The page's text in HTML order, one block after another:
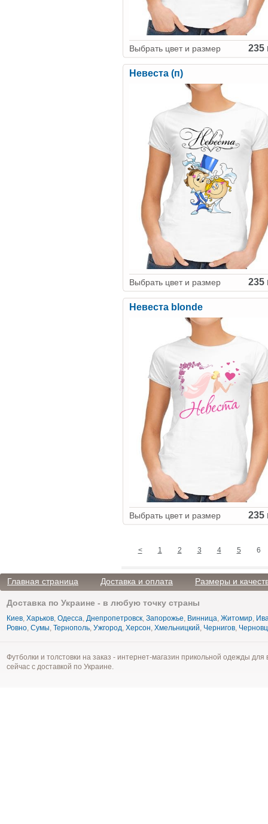
Выбрать цвет и размер 235
Невеста (п)
Выбрать цвет и размер 235
Невеста blonde
Выбрать цвет и размер 235
< 1 2 3 4 5 6
Главная страница Доставка и оплата Размеры и
Доставка по Украине - в любую точку страны
Киев, Харьков, Одесса, Днепропетровск, Запорожье, Винница, Житомир,
Ровно, Сумы, Тернополь, Ужгород, Херсон, Хмельницкий, Чернигов,
Футболки и толстовки на заказ - интернет-магазин прикольной одежды
сейчас с доставкой по Украине.